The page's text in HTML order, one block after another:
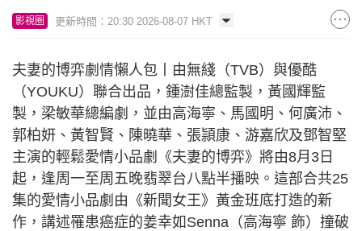
影視圈 更新時間：20:30 2026-08-07 HKT
夫妻的博弈劇情懶人包丨由無綫（TVB）與優酷
（YOUKU）聯合出品，鍾澍佳總監製，黃國輝監
製，梁敏華總編劇，並由高海寧、馬國明、何廣沛、
郭柏妍、黃智賢、陳曉華、張頴康、游嘉欣及鄧智堅
主演的輕鬆愛情小品劇《夫妻的博弈》將由8月3日
起，逢周一至周五晚翡翠台八點半播映。這部合共25
集的愛情小品劇由《新聞女王》黃金班底打造的新
作，講述罹患癌症的姜幸如Senna（高海寧 飾）撞破